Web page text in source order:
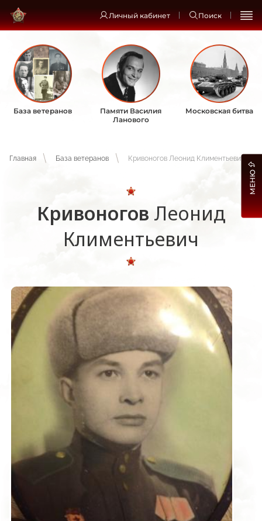
Личный кабинет Поиск
База ветеранов
Памяти Василия
Ланового
Московская битва
Главная База ветеранов Кривоногов Леонид Климентьевич
Кривоногов Леонид
Климентьевич
МЕНЮ